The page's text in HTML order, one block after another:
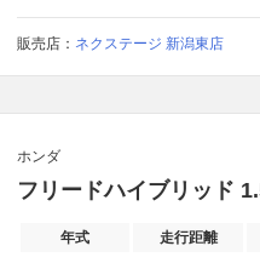
販売店： ネクステージ 新潟東店
ホンダ
フリードハイブリッド
年式 走行距離